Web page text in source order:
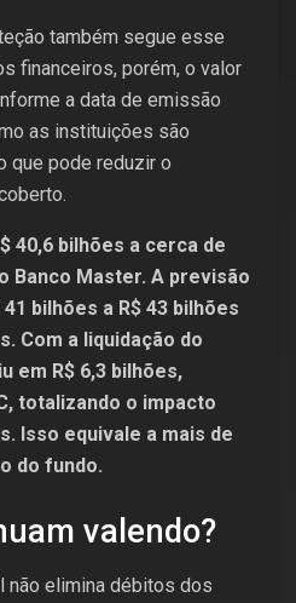
também segue esse
financeiros, porém, o valor
a data de emissão
as instituições são
que pode reduzir o
40,6 bilhões a cerca de
Banco Master. A previsão
bilhões a R$ 43 bilhões
Com a liquidação do
em R$ 6,3 bilhões,
totalizando o impacto
Isso equivale a mais de
do fundo.
valendo?
não elimina débitos dos